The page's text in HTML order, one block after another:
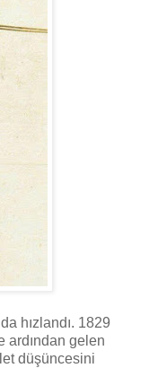
hızlandı. 1829
ardından gelen
düşüncesini